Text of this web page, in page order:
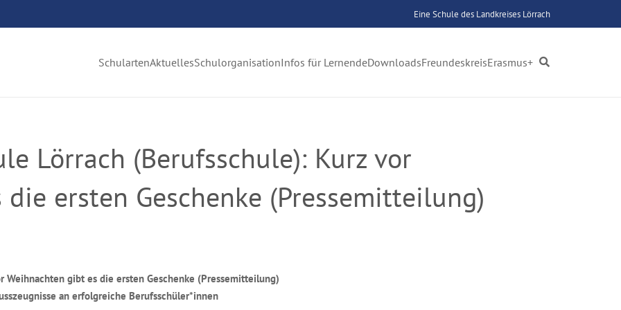
Eine Schule des Landkreises Lörrach
SchulartenAktuellesSchulorganisationInfos für LernendeDownloadsFreundeskreisErasmus+
Lörrach (Berufsschule): Kurz vor
ersten Geschenke (Pressemitteilung)
Weihnachten gibt es die ersten Geschenke (Pressemitteilung)
an erfolgreiche Berufsschüler*innen